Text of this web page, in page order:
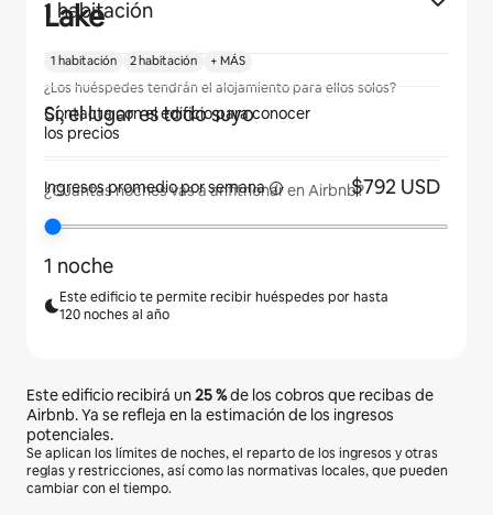
1 habitación
¿Los huéspedes tendrán el alojamiento para ellos solos?
Sí, el lugar es todo suyo
¿Cuántas noches vas a anfitrionar en Airbnb?
1 noche
Este edificio te permite recibir huéspedes por hasta
120 noches al año
Este edificio recibirá un25 %de los cobros que recibas de
Airbnb. Ya se refleja en la estimación de los ingresos
potenciales.
Se aplican los límites de noches, el reparto de los ingresos y otras
reglas y restricciones, así como las normativas locales, que pueden
cambiar con el tiempo.
Lake
1 habitación 2 habitación + MÁS
Contacta con el edificio para conocer
los precios
Ingresos promediopor semana $792 USD